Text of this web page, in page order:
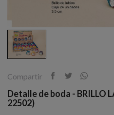
Compartir
Detalle de boda - BRILLO
22502)